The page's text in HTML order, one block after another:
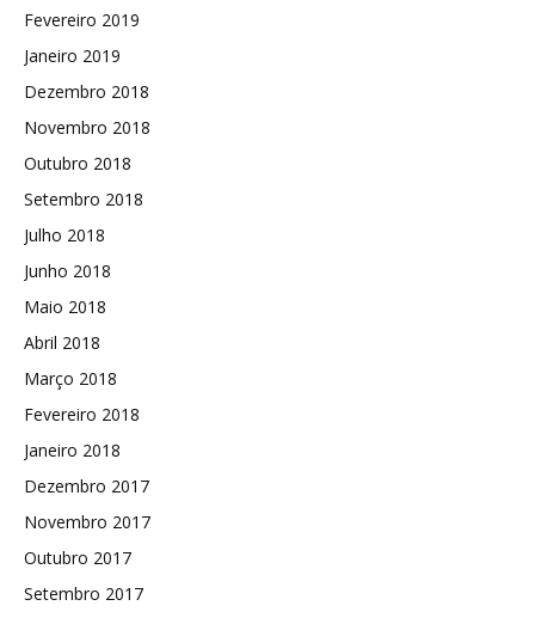
Fevereiro 2019
Janeiro 2019
Dezembro 2018
Novembro 2018
Outubro 2018
Setembro 2018
Julho 2018
Junho 2018
Maio 2018
Abril 2018
Março 2018
Fevereiro 2018
Janeiro 2018
Dezembro 2017
Novembro 2017
Outubro 2017
Setembro 2017